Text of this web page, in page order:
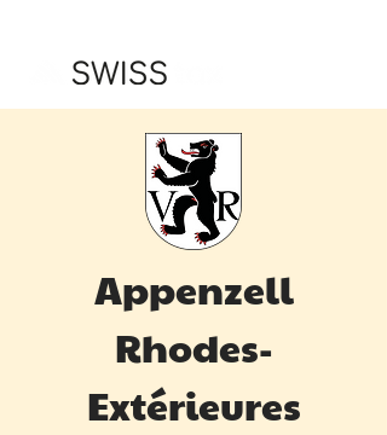
Appenzell
Rhodes-
Extérieures